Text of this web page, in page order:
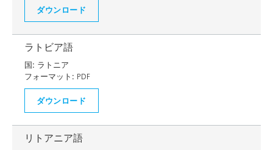
ダウンロード
ラトビア語
国: ラトニア
フォーマット: PDF
ダウンロード
リトアニア語